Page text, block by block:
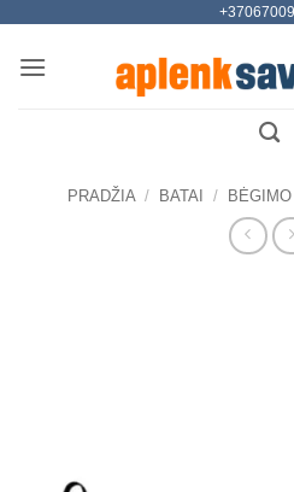
content
PRADŽIA / BATAI / BĖGIMO